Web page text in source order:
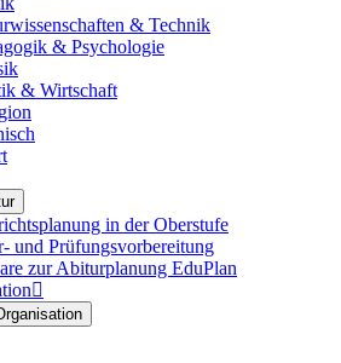
& Technik
& Psychologie
& Wirtschaft
in der Oberstufe
und Prüfungsvorbereitung
zur Abiturplanung EduPlan
